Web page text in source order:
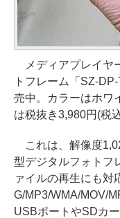
メディアプレイヤ
トフレーム「SZ-
売中。カラーはホワ
は税抜き3,980円(税
これは、解像度
型デジタルフォトフ
ァイルの再生にも対
G/MP3/WMA/MOV/
USBポートやSDカ